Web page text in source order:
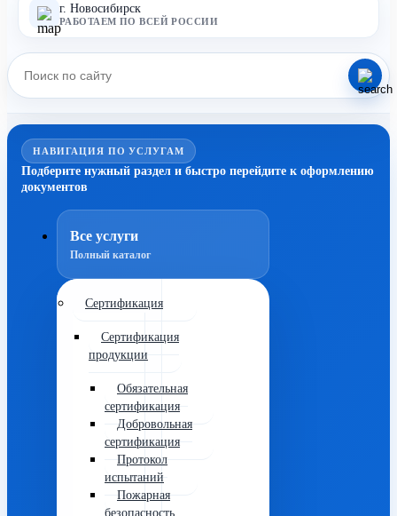
г. Новосибирск
РАБОТАЕМ ПО ВСЕЙ РОССИИ
НАВИГАЦИЯ ПО УСЛУГАМ
Подберите нужный раздел и быстро перейдите к оформлению
документов
Все услуги
Полный каталог
Сертификация
Сертификация
продукции
Обязательная
сертификация
Добровольная
сертификация
Протокол
испытаний
Пожарная
безопасность